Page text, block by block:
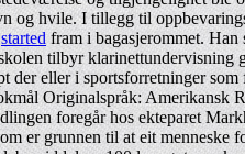
hvile. I tillegg til
started fram i bagasjerommet. Han
tilbyr klarinettundervisning
eller i sportsforretninger
Originalspråk: Amerikansk
foregår hos ekteparet
er grunnen til at eit menneske